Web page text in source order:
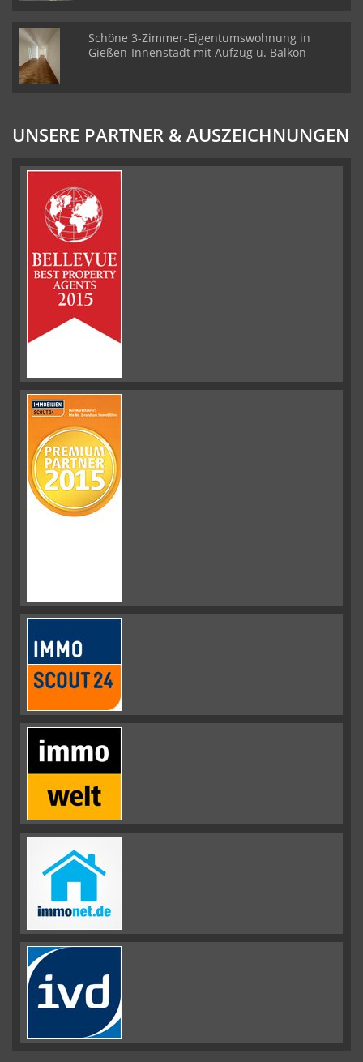
Schöne 3-Zimmer-Eigentumswohnung in
Gießen-Innenstadt mit Aufzug u. Balkon
UNSERE PARTNER & AUSZEICHNUNGEN